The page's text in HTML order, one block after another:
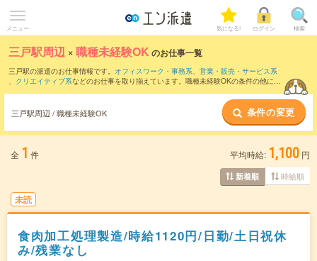
メニュー 気になる! ログイン 検索
三戸駅周辺 ×職種未経験OK のお仕事一覧
三戸駅の派遣のお仕事情報です。 オフィスワーク・事務系、 営業・販売・サービス系
、 クリエイティブ系などのお仕事を取り揃えています。職種未経験OKの条件の他に、
三戸駅周辺 / 職種未経験OK 条件の変更
全 1 件 平均時給: 1,100 円
新着順 時給順
未読
食肉加工処理製造/時給1120円/日勤/土日祝休
み/残業なし